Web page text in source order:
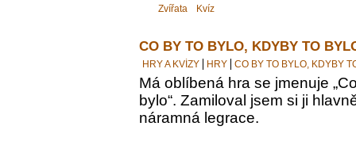
Zvířata Kvíz
CO BY TO BYLO, KDYBY TO
HRY A KVÍZY HRY CO BY TO BYLO, KDYBY
Má oblíbená hra se jmenuje
bylo“. Zamiloval jsem si ji
náramná legrace.